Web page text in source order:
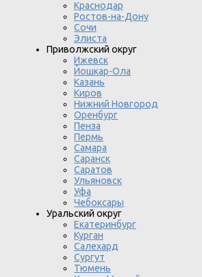
Краснодар
Ростов-на-Дону
Сочи
Элиста
Приволжский округ
Ижевск
Йошкар-Ола
Казань
Киров
Нижний Новгород
Оренбург
Пенза
Пермь
Самара
Саранск
Саратов
Ульяновск
Уфа
Чебоксары
Уральский округ
Екатеринбург
Курган
Салехард
Сургут
Тюмень